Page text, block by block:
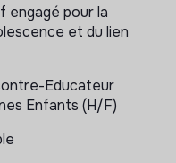
engagé pour la
et du lien
Educateur
Enfants (H/F)